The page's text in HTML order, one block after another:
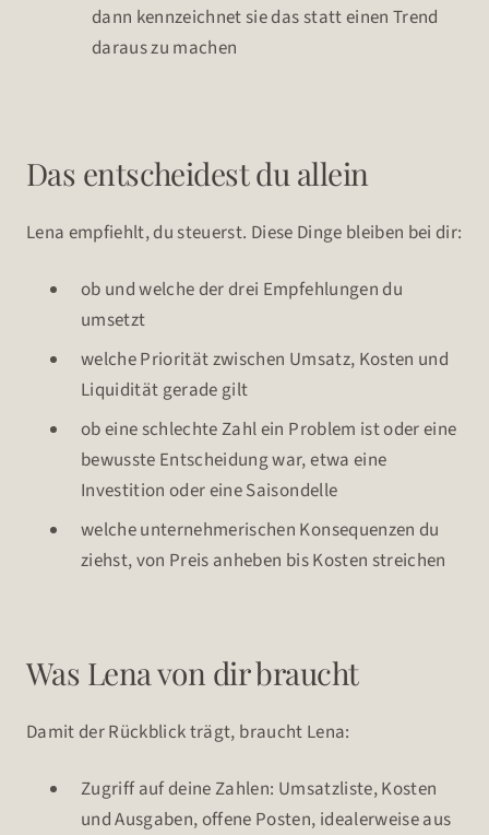
dann kennzeichnet sie das statt einen Trend
daraus zu machen
Das entscheidest du allein
Lena empfiehlt, du steuerst. Diese Dinge bleiben bei dir:
ob und welche der drei Empfehlungen du
umsetzt
welche Priorität zwischen Umsatz, Kosten und
Liquidität gerade gilt
ob eine schlechte Zahl ein Problem ist oder eine
bewusste Entscheidung war, etwa eine
Investition oder eine Saisondelle
welche unternehmerischen Konsequenzen du
ziehst, von Preis anheben bis Kosten streichen
Was Lena von dir braucht
Damit der Rückblick trägt, braucht Lena:
Zugriff auf deine Zahlen: Umsatzliste, Kosten
und Ausgaben, offene Posten, idealerweise aus